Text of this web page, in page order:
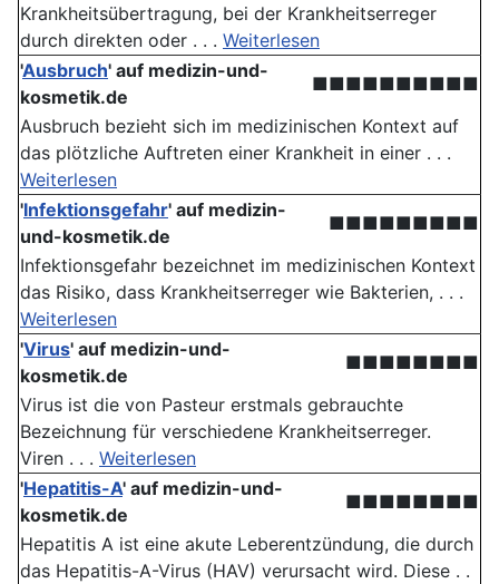
Krankheitsübertragung, bei der Krankheitserreger
durch direkten oder . . . Weiterlesen
'Ausbruch' auf medizin-und-
kosmetik.de
■■■■■■■■■■
Ausbruch bezieht sich im medizinischen Kontext auf
das plötzliche Auftreten einer Krankheit in einer . . .
Weiterlesen
'Infektionsgefahr' auf medizin-
und-kosmetik.de
■■■■■■■■■
Infektionsgefahr bezeichnet im medizinischen Kontext
das Risiko, dass Krankheitserreger wie Bakterien, . . .
Weiterlesen
'Virus' auf medizin-und-
kosmetik.de
■■■■■■■■
Virus ist die von Pasteur erstmals gebrauchte
Bezeichnung für verschiedene Krankheitserreger.
Viren . . . Weiterlesen
'Hepatitis-A' auf medizin-und-
kosmetik.de
■■■■■■■■
Hepatitis A ist eine akute Leberentzündung, die durch
das Hepatitis-A-Virus (HAV) verursacht wird. Diese . .